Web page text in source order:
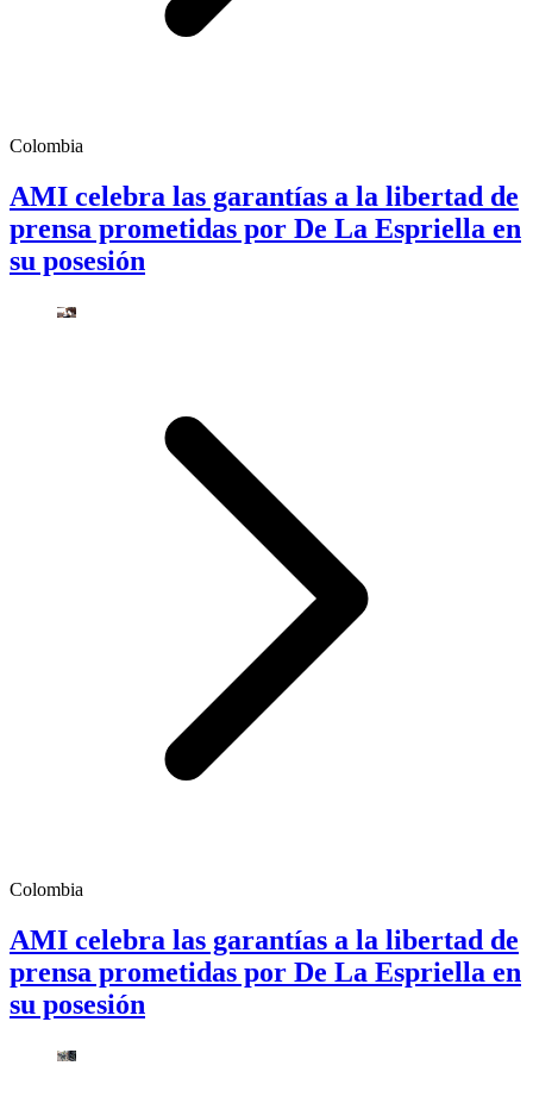
Colombia
AMI celebra las garantías a la libertad de
prensa prometidas por De La Espriella en
su posesión
Colombia
AMI celebra las garantías a la libertad de
prensa prometidas por De La Espriella en
su posesión